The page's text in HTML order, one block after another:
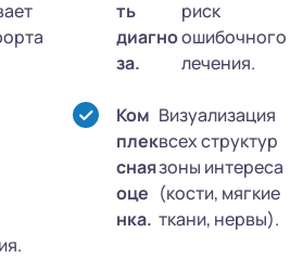
ть
диагно
за.
риск
ошибочного
лечения.
Ком
плек
сная
оце
нка.
Визуализация
всех структур
зоны интереса
(кости, мягкие
ткани, нервы).